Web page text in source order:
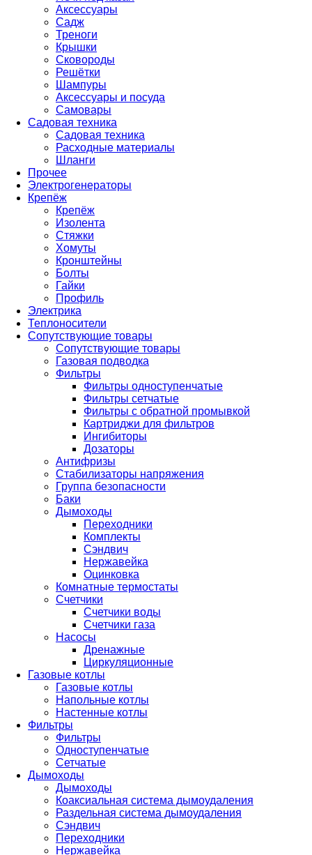
Аксессуары
Садж
Треноги
Крышки
Сковороды
Решётки
Шампуры
Аксессуары и посуда
Самовары
Садовая техника
Садовая техника
Расходные материалы
Шланги
Прочее
Электрогенераторы
Крепёж
Крепёж
Изолента
Стяжки
Хомуты
Кронштейны
Болты
Гайки
Профиль
Электрика
Теплоносители
Сопутствующие товары
Сопутствующие товары
Газовая подводка
Фильтры
Фильтры одноступенчатые
Фильтры сетчатые
Фильтры с обратной промывкой
Картриджи для фильтров
Ингибиторы
Дозаторы
Антифризы
Стабилизаторы напряжения
Группа безопасности
Баки
Дымоходы
Переходники
Комплекты
Сэндвич
Нержавейка
Оцинковка
Комнатные термостаты
Счетчики
Счетчики воды
Счетчики газа
Насосы
Дренажные
Циркуляционные
Газовые котлы
Газовые котлы
Напольные котлы
Настенные котлы
Фильтры
Фильтры
Одноступенчатые
Сетчатые
Дымоходы
Дымоходы
Коаксиальная система дымоудаления
Раздельная система дымоудаления
Сэндвич
Переходники
Нержавейка